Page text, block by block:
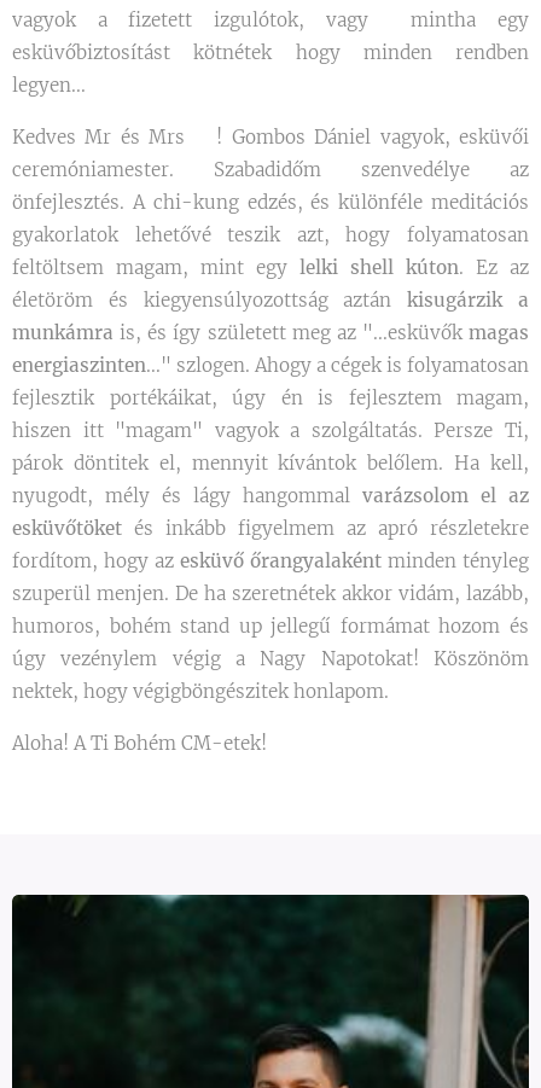
vagyok a fizetett izgulótok, vagy mintha egy
esküvőbiztosítást kötnétek hogy minden rendben
legyen... 😊
Kedves Mr és Mrs💑! Gombos Dániel vagyok, esküvői
ceremóniamester. Szabadidőm szenvedélye az
önfejlesztés. A chi-kung edzés, és különféle meditációs
gyakorlatok lehetővé teszik azt, hogy folyamatosan
feltöltsem magam, mint egy lelki shell kúton. Ez az
életöröm és kiegyensúlyozottság aztánkisugárzik a
munkámra is, és így született meg az "...esküvők magas
energiaszinten..." szlogen. Ahogy a cégek is folyamatosan
fejlesztik portékáikat, úgy én is fejlesztem magam,
hiszen itt "magam" vagyok a szolgáltatás. Persze Ti,
párok döntitek el, mennyit kívántok belőlem. Ha kell,
nyugodt, mély és lágy hangommal varázsolom el az
esküvőtöket és inkább figyelmem az apró részletekre
fordítom, hogy az esküvő őrangyalaként minden tényleg
szuperül menjen. De ha szeretnétek akkor vidám, lazább,
humoros, bohém stand up jellegű formámat hozom és
úgy vezénylem végig a Nagy Napotokat! Köszönöm
nektek, hogy végigböngészitek honlapom.
Aloha! A Ti Bohém CM-etek! 🎤🤵